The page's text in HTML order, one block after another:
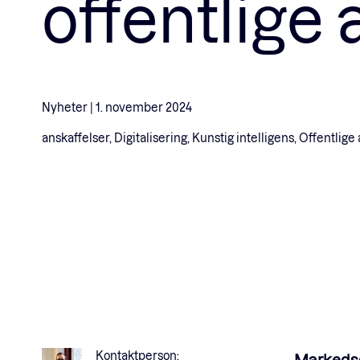
offentlige
Nyheter | 1. november 2024
anskaffelser, Digitalisering, Kunstig intelligens, Offentlige
Kontaktperson: